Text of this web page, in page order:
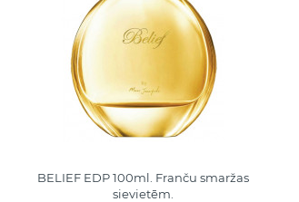
BELIEF EDP 100ml. Franču smaržas
sievietēm.